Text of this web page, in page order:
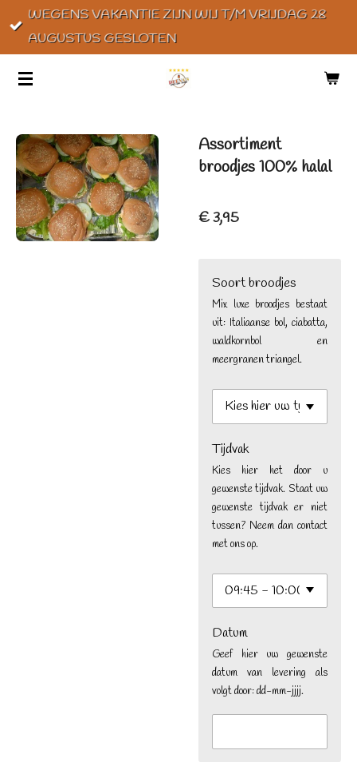
Ga
direct
de
WEGENS VAKANTIE ZIJN WIJ T/M VRIJDAG 28
AUGUSTUS GESLOTEN
Assortiment
broodjes 100% halal
€ 3,95
Soort broodjes
Mix luxe broodjes bestaat
uit: Italiaanse bol, ciabatta,
waldkornbol en
meergranen triangel.
Tijdvak
Kies hier het door u
gewenste tijdvak. Staat uw
gewenste tijdvak er niet
tussen? Neem dan contact
met ons op.
Datum
Geef hier uw gewenste
datum van levering als
volgt door: dd-mm-jjjj.